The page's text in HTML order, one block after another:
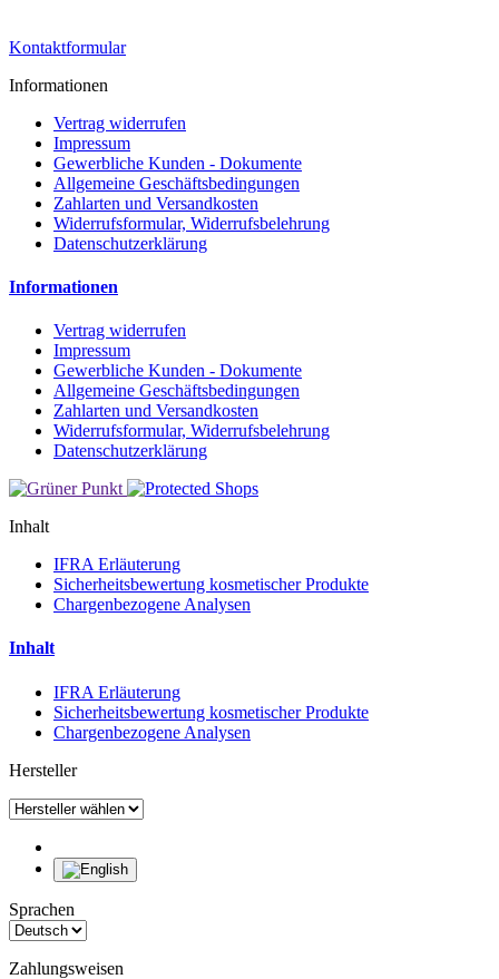
Kontaktformular
Informationen
Vertrag widerrufen
Impressum
Gewerbliche Kunden - Dokumente
Allgemeine Geschäftsbedingungen
Zahlarten und Versandkosten
Widerrufsformular, Widerrufsbelehrung
Datenschutzerklärung
Informationen
Vertrag widerrufen
Impressum
Gewerbliche Kunden - Dokumente
Allgemeine Geschäftsbedingungen
Zahlarten und Versandkosten
Widerrufsformular, Widerrufsbelehrung
Datenschutzerklärung
Inhalt
IFRA Erläuterung
Sicherheitsbewertung kosmetischer Produkte
Chargenbezogene Analysen
Inhalt
IFRA Erläuterung
Sicherheitsbewertung kosmetischer Produkte
Chargenbezogene Analysen
Hersteller
Sprachen
Zahlungsweisen